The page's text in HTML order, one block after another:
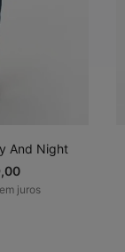
And Night
,00
juros